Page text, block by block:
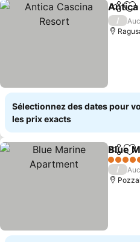
Antica
/
Sélectionnez des dates pour
les prix exacts
Blue
5 Étoiles
/